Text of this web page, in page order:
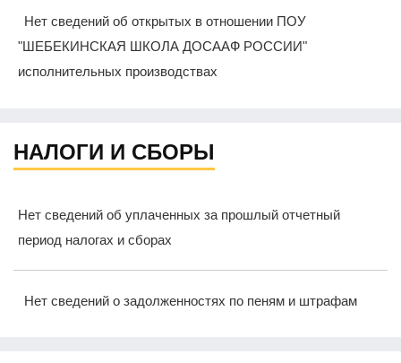
Нет сведений об открытых в отношении ПОУ
"ШЕБЕКИНСКАЯ ШКОЛА ДОСААФ РОССИИ"
исполнительных производствах
НАЛОГИ И СБОРЫ
Нет сведений об уплаченных за прошлый отчетный
период налогах и сборах
Нет сведений о задолженностях по пеням и штрафам